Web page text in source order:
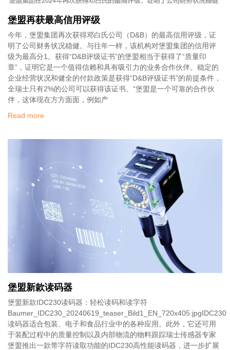
堡盟再获最高信用评级
今年，堡盟集团再次获得邓白氏公司（D&B）的最高信用评级，证
明了公司财务状况稳健。与往年一样，该机构对堡盟集团的信用评
级为最高分1。获得“D&B评级证书”的堡盟相当于获得了“质量印
章”，证明它是一个值得信赖和具有吸引力的业务合作伙伴。稳定的
企业经营状况和健全的付款政策是获得“D&B评级证书”的前提条件，
全瑞士只有2%的公司可以获得该证书。“堡盟是一个可靠的合作伙
伴，这体现在方方面面，例如产
Read more
堡盟新款读码器
堡盟新款IDC230读码器：轻松读码和读字符
Baumer_IDC230_20240619_teaser_Bild1_EN_720x405.jpgIDC230
读码器适合包装、电子和食品行业中的各种应用。此外，它还可用
于装配过程中的质量控制以及内部物流的物料跟踪瑞士传感器专家
堡盟推出一款带字符读取功能的IDC230高性能读码器，进一步扩展